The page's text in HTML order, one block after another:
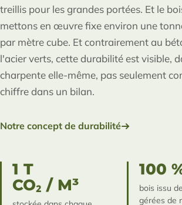
treillis pour les grandes portées. Et le
mettons en œuvre fixe environ une
par mètre cube. Et contrairement au
l'acier verts, cette durabilité est visible,
charpente elle-même, pas seulement
chiffre dans un bilan.
Notre concept de durabilité
1 T
CO₂ / M³
100
bois issu
gérées de